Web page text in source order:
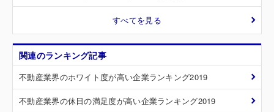
すべてを見る
関連のランキング記事
不動産業界のホワイト度が高い企業ランキング2019
不動産業界の休日の満足度が高い企業ランキング2019